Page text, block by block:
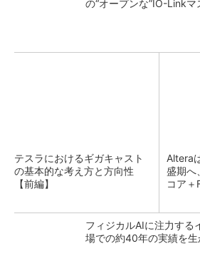
の“オープンな”IO-Linkマ
テスラにおけるギガキャスト
の基本的な考え方と方向性
【前編】
Altera
盛期へ
コア＋
フィジカルAIに注力する
場での約40年の実績を